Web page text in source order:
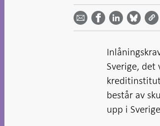
Dela
email -
Öppnas
Dela på
Facebook
- Öppnas
Dela på
LinkedIn
-
Öppnas
på
Bluesky
-
i ny flik
på
Twitter
-
i ny flik
Sverige,
består av
upp i